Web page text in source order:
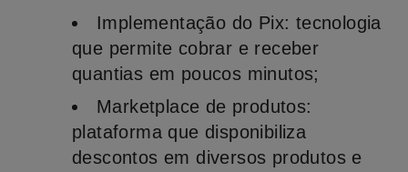
Implementação do Pix: tecnologia
que permite cobrar e receber
quantias em poucos minutos;
Marketplace de produtos:
plataforma que disponibiliza
descontos em diversos produtos e